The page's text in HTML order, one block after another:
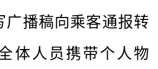
广播稿向乘客通报转
体人员携带个人物